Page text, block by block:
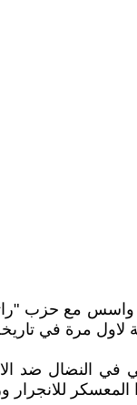
واسس مع حزب
لاول مرة في
في النضال ضد
للانجرار